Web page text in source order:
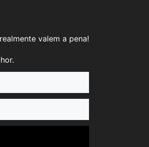
valem a pena!